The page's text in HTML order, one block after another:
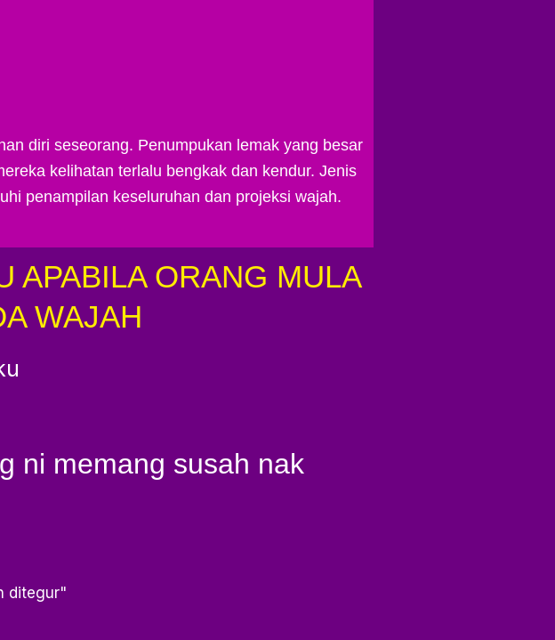
diri seseorang. Penumpukan lemak yang besar
kelihatan terlalu bengkak dan kendur. Jenis
penampilan keseluruhan dan projeksi wajah.
APABILA ORANG MULA
WAJAH
ni memang susah nak
ditegur"